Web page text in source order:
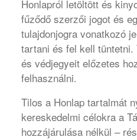
Honlapról letöltött és
fűződő szerzői jogot és
tulajdonjogra vonatkozó
tartani és fel kell
és védjegyeit előzetes
felhasználni.
Tilos a Honlap tartalmát
kereskedelmi célokra a
hozzájárulása nélkül –